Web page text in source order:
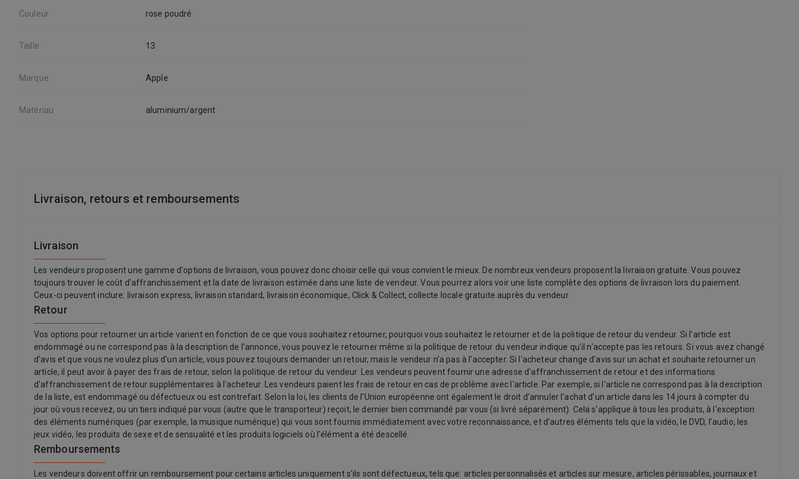
Couleur rose poudré
Taille 13
Marque Apple
Matériau aluminium/argent
Livraison, retours et remboursements
Livraison
Les vendeurs proposent une gamme d'options de livraison, vous pouvez donc choisir celle qui vous convient le mieux. De nombreux vendeurs proposent la livraison gratuite. Vous pouvez
toujours trouver le coût d'affranchissement et la date de livraison estimée dans une liste de vendeur. Vous pourrez alors voir une liste complète des options de livraison lors du paiement.
Ceux-ci peuvent inclure: livraison express, livraison standard, livraison économique, Click & Collect, collecte locale gratuite auprès du vendeur.
Retour
Vos options pour retourner un article varient en fonction de ce que vous souhaitez retourner, pourquoi vous souhaitez le retourner et de la politique de retour du vendeur. Si l'article est
endommagé ou ne correspond pas à la description de l'annonce, vous pouvez le retourner même si la politique de retour du vendeur indique qu'il n'accepte pas les retours. Si vous avez changé
d'avis et que vous ne voulez plus d'un article, vous pouvez toujours demander un retour, mais le vendeur n'a pas à l'accepter. Si l'acheteur change d'avis sur un achat et souhaite retourner un
article, il peut avoir à payer des frais de retour, selon la politique de retour du vendeur. Les vendeurs peuvent fournir une adresse d'affranchissement de retour et des informations
d'affranchissement de retour supplémentaires à l'acheteur. Les vendeurs paient les frais de retour en cas de problème avec l'article. Par exemple, si l'article ne correspond pas à la description
de la liste, est endommagé ou défectueux ou est contrefait. Selon la loi, les clients de l'Union européenne ont également le droit d'annuler l'achat d'un article dans les 14 jours à compter du
jour où vous recevez, ou un tiers indiqué par vous (autre que le transporteur) reçoit, le dernier bien commandé par vous (si livré séparément). Cela s'applique à tous les produits, à l'exception
des éléments numériques (par exemple, la musique numérique) qui vous sont fournis immédiatement avec votre reconnaissance, et d'autres éléments tels que la vidéo, le DVD, l'audio, les
jeux vidéo, les produits de sexe et de sensualité et les produits logiciels où l'élément a été descellé.
Remboursements
Les vendeurs doivent offrir un remboursement pour certains articles uniquement s'ils sont défectueux, tels que: articles personnalisés et articles sur mesure, articles périssables, journaux et